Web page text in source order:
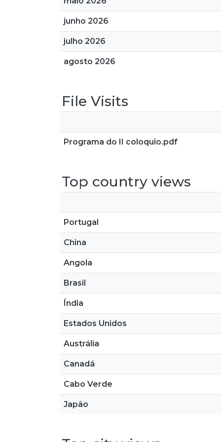
junho 2026
julho 2026
agosto 2026
File Visits
Programa do II coloquio.pdf
Top country views
Portugal
China
Angola
Brasil
Índia
Estados Unidos
Austrália
Canadá
Cabo Verde
Japão